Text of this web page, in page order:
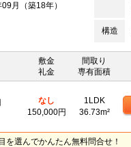
月（築18年）
構造
敷金
礼金
間取り
専有面積
なし
150,000円
1LDK
36.73m²
を選んでかんたん無料問合せ！